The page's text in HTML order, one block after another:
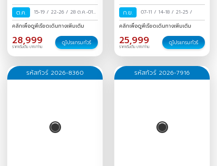
ต.ค. 15-19 / 22-26 / 28 ต.ค.-01
พ.ย./
คลิกเพื่อดูพีเรียดเดินทางเพิ่มเติม
28,999
ราคาเริ่มต้น บาท/ท่าน
ดูโปรแกรมทัวร์
ก.ย. 07-11 / 14-18 / 21-25 /
คลิกเพื่อดูพีเรียดเดินทางเพิ่มเติม
25,999
ราคาเริ่มต้น บาท/ท่าน
ดูโปรแกรมทัวร์
รหัสทัวร์ 2026-8360 รหัสทัวร์ 2026-7916